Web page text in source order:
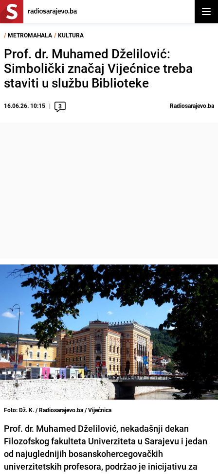
/ METROMAHALA / KULTURA
Prof. dr. Muhamed Dželilović:
Simbolički značaj Vijećnice treba
staviti u službu Biblioteke
16.06.26. 10:15 3 Radiosarajevo.ba
Foto: Dž. K. / Radiosarajevo.ba / Vijećnica
Prof. dr. Muhamed Dželilović, nekadašnji dekan
Filozofskog fakulteta Univerziteta u Sarajevu i jedan
od najuglednijih bosanskohercegovačkih
univerzitetskih profesora, podržao je inicijativu za